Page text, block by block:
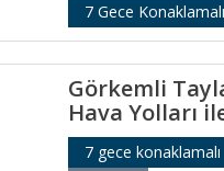
7 Gece Konaklamalı
Görkemli
Hava Yolları
7 gece konaklamalı